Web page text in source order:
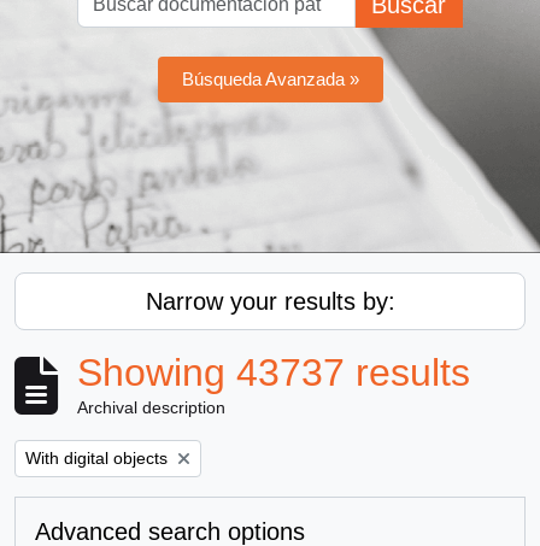
Búsqueda Avanzada »
Narrow your results by:
Showing 43737 results
Archival description
Remove filter:
With digital objects
Advanced search options